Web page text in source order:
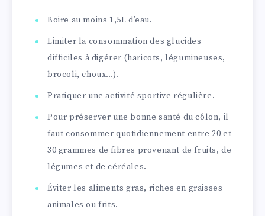
Boire au moins 1,5L d’eau.
Limiter la consommation des glucides
difficiles à digérer (haricots, légumineuses,
brocoli, choux…).
Pratiquer une activité sportive régulière.
Pour préserver une bonne santé du côlon, il
faut consommer quotidiennement entre 20 et
30 grammes de fibres provenant de fruits, de
légumes et de céréales.
Éviter les aliments gras, riches en graisses
animales ou frits.